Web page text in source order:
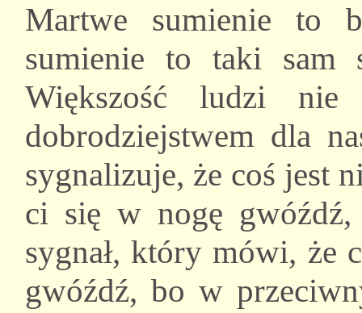
Martwe sumienie to
sumienie to taki sam
Większość ludzi
dobrodziejstwem dla
sygnalizuje, że coś jest
ci się w nogę
sygnał, który mówi, że
gwóźdź, bo w